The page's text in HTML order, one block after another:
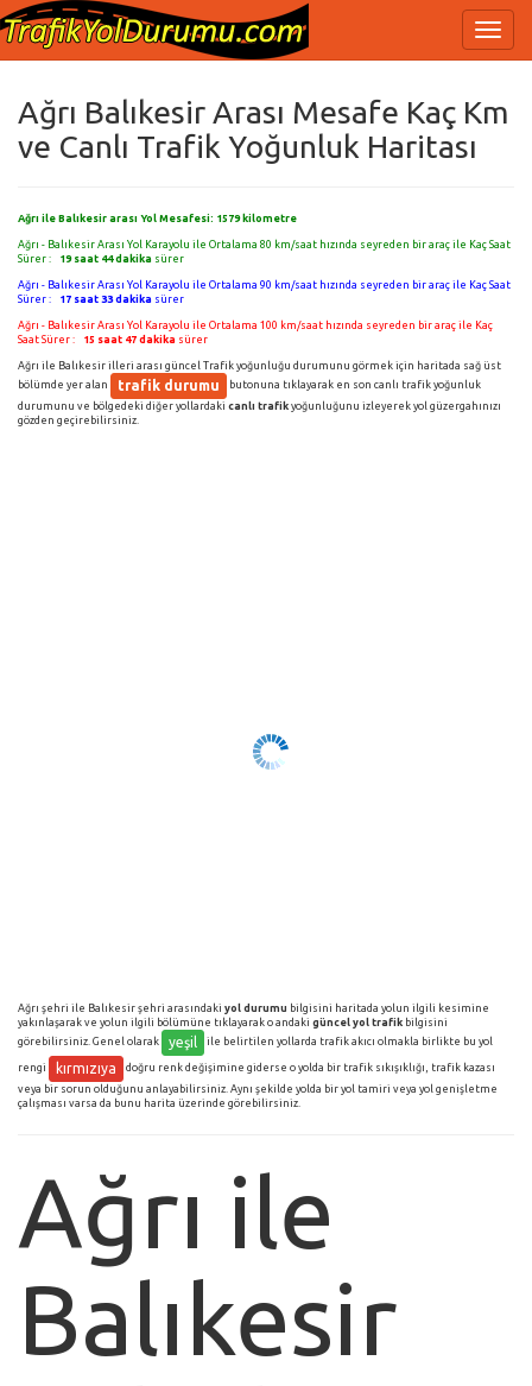
Ağrı Balıkesir Arası Mesafe Kaç Km
ve Canlı Trafik Yoğunluk Haritası
Ağrı ile Balıkesir arası Yol Mesafesi: 1579kilometre
Ağrı - Balıkesir Arası Yol Karayolu ile Ortalama 80 km/saat hızında seyreden bir araç ile Kaç Saat
Sürer :
19 saat 44 dakika sürer
Ağrı - Balıkesir Arası Yol Karayolu ile Ortalama 90 km/saat hızında seyreden bir araç ile Kaç Saat
Sürer :
17 saat 33 dakika sürer
Ağrı - Balıkesir Arası Yol Karayolu ile Ortalama 100 km/saat hızında seyreden bir araç ile Kaç
Saat Sürer :
15 saat 47 dakika sürer
Ağrı ile Balıkesir illeri arası güncel Trafik yoğunluğu durumunu görmek için haritada sağ üst
bölümde yer alan
trafik durumu
butonuna tıklayarak en son canlı trafik yoğunluk
durumunu ve bölgedeki diğer yollardaki canlı trafik yoğunluğunu izleyerek yol güzergahınızı
gözden geçirebilirsiniz.
Ağrı şehri ile Balıkesir şehri arasındaki yol durumu bilgisini haritada yolun ilgili kesimine
yakınlaşarak ve yolun ilgili bölümüne tıklayarak o andaki güncel yol trafik bilgisini
görebilirsiniz. Genel olarak
yeşil ile belirtilen yollarda trafik akıcı olmakla birlikte bu yol
rengi kırmızıya
doğru renk değişimine giderse o yolda bir trafik sıkışıklığı, trafik kazası
veya bir sorun olduğunu anlayabilirsiniz. Aynı şekilde yolda bir yol tamiri veya yol genişletme
çalışması varsa da bunu harita üzerinde görebilirsiniz.
Ağrı ile
Balıkesir